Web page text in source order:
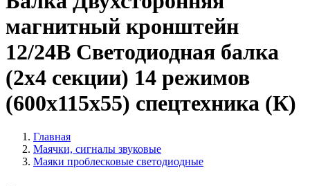
магнитный кронштейн
12/24В Светодиодная балка
(2х4 секции) 14 режимов
(600х115х55) спецтехника (К)
Главная
Маячки, сигналы звуковые
Маяки проблесковые светодиодные